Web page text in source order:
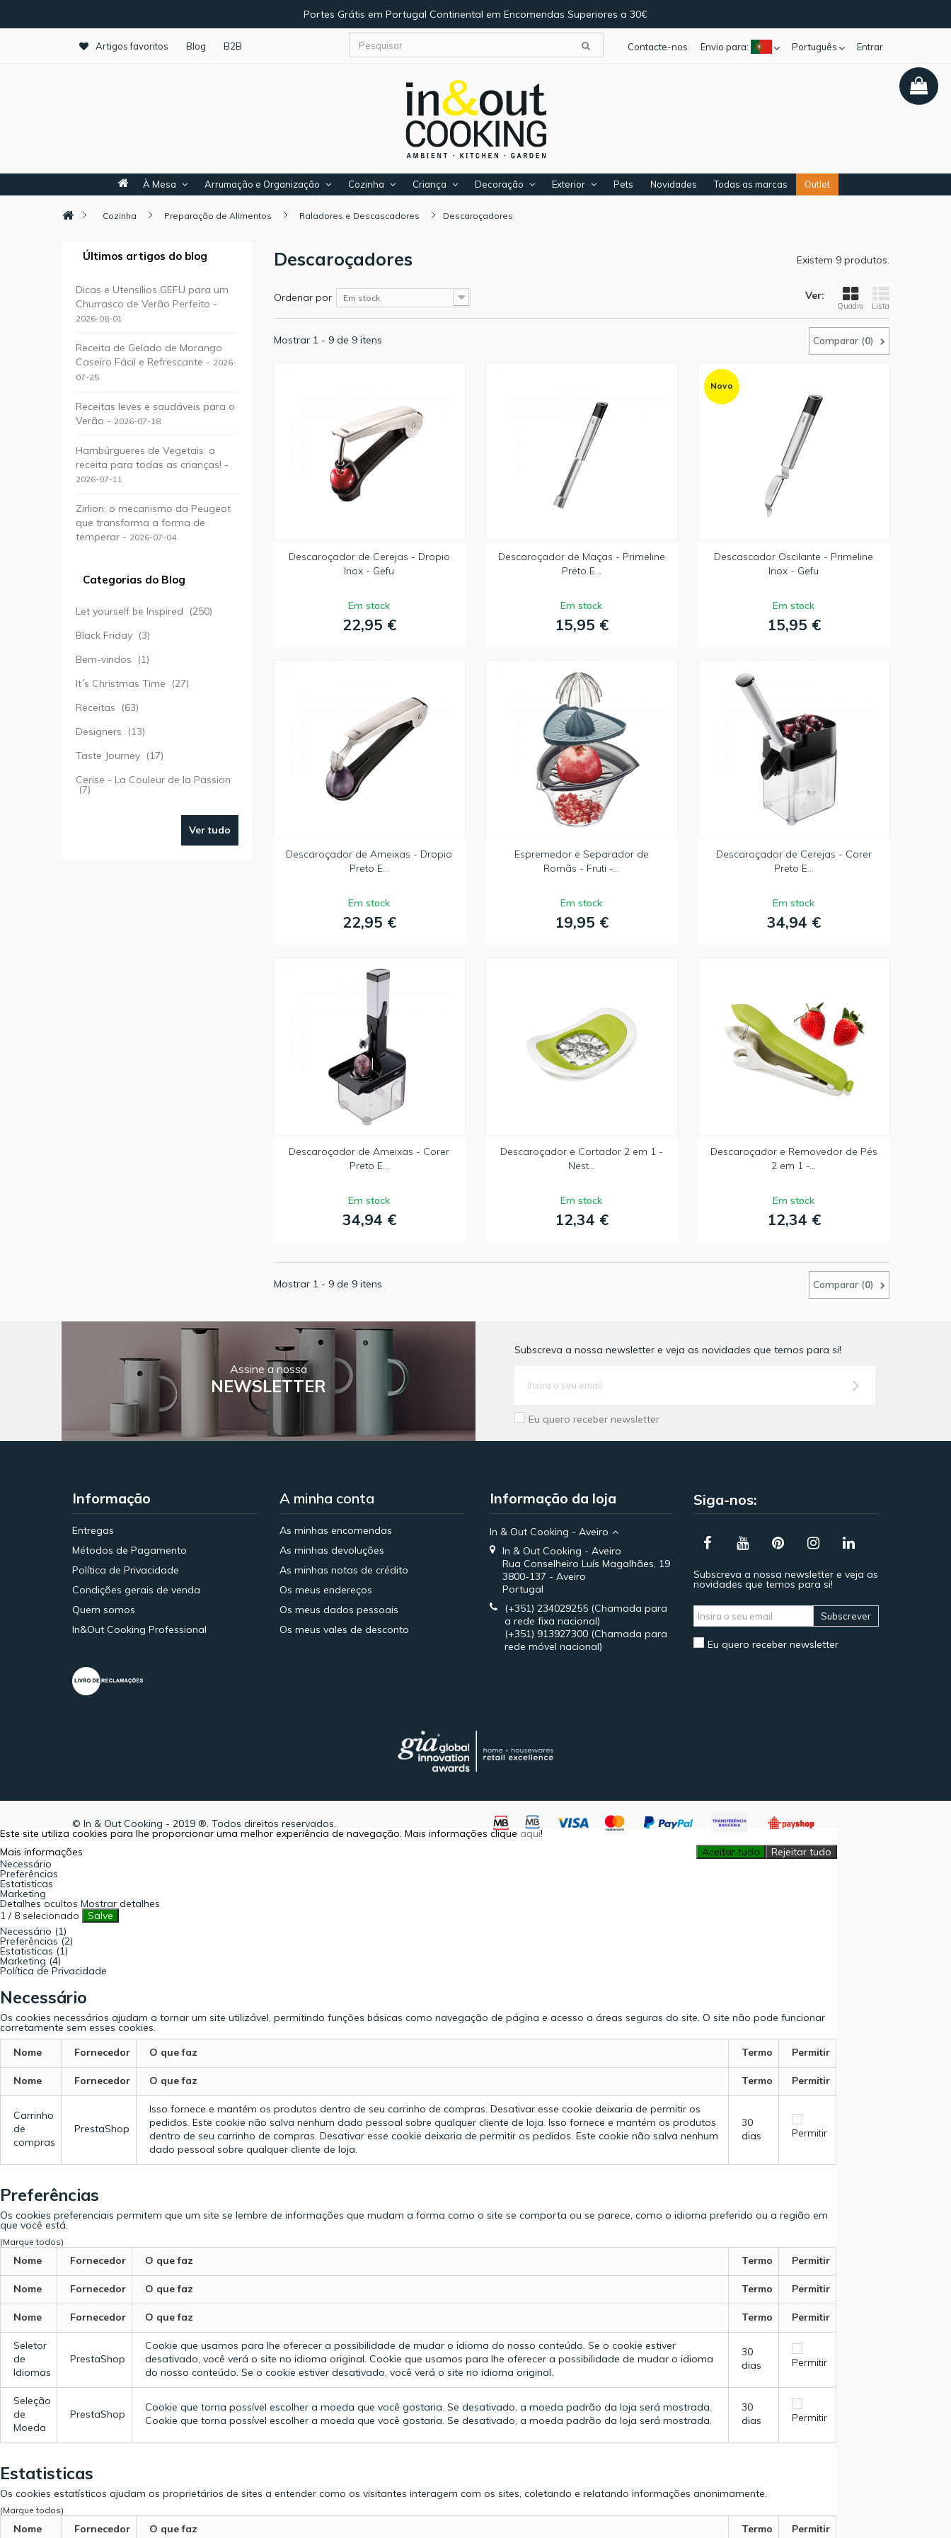
Portes Grátis em Portugal Continental em Encomendas Superiores a 30€
Artigos favoritos Blog B2B Entrar
Português
Envio para:
Contacte-nos
À Mesa Arrumação e Organização Cozinha Criança Decoração Exterior Pets Novidades Todas as marcas Outlet
Cozinha Preparação de Alimentos Raladores e Descascadores Descaroçadores
Últimos artigos do blog
Dicas e Utensílios GEFU para um
Churrasco de Verão Perfeito -
2026-08-01
Receita de Gelado de Morango
Caseiro Fácil e Refrescante - 2026-
07-25
Receitas leves e saudáveis para o
Verão - 2026-07-18
Hambúrgueres de Vegetais: a
receita para todas as crianças! -
2026-07-11
Zirlion: o mecanismo da Peugeot
que transforma a forma de
temperar - 2026-07-04
Categorias do Blog
Let yourself be Inspired
(250)
Black Friday (3)
Bem-vindos
(1)
It´s Christmas Time
(27)
Receitas
(63)
Designers
(13)
Taste Journey (17)
Cerise - La Couleur de la Passion
(7)
Ver tudo
Descaroçadores Existem 9 produtos.
Ver:
Quadro Lista
Ordenar por Em stock
Comparar (0)
Mostrar 1 - 9 de 9 itens
Descaroçador de Cerejas - Dropio
Inox - Gefu
Em stock
22,95 €
Descaroçador de Maças - Primeline
Preto E...
Em stock
15,95 €
Novo
Descascador Oscilante - Primeline
Inox - Gefu
Em stock
15,95 €
Descaroçador de Ameixas - Dropio
Preto E...
Em stock
22,95 €
Espremedor e Separador de
Romãs - Fruti -...
Em stock
19,95 €
Descaroçador de Cerejas - Corer
Preto E...
Em stock
34,94 €
Descaroçador de Ameixas - Corer
Preto E...
Em stock
34,94 €
Descaroçador e Cortador 2 em 1 -
Nest...
Em stock
12,34 €
Descaroçador e Removedor de Pés
2 em 1 -...
Em stock
12,34 €
Comparar (0)
Mostrar 1 - 9 de 9 itens
Assine a nossa
NEWSLETTER
Subscreva a nossa newsletter e veja as novidades que temos para si!
Eu quero receber newsletter
Informação
Entregas
Métodos de Pagamento
Política de Privacidade
Condições gerais de venda
Quem somos
In&Out Cooking Professional
A minha conta
As minhas encomendas
As minhas devoluções
As minhas notas de crédito
Os meus endereços
Os meus dados pessoais
Os meus vales de desconto
Informação da loja
In & Out Cooking - Aveiro
In & Out Cooking - Aveiro
Rua Conselheiro Luís Magalhães, 19
3800-137 - Aveiro
Portugal
(+351) 234029255 (Chamada para
a rede fixa nacional)
(+351) 913927300 (Chamada para
rede móvel nacional)
Siga-nos:
Subscreva a nossa newsletter e veja as
novidades que temos para si!
Subscrever
Eu quero receber newsletter
© In & Out Cooking - 2019 ®. Todos direitos reservados.
Este site utiliza cookies para lhe proporcionar uma melhor experiência de navegação. Mais informações clique aqui!
Mais informações
Aceitar tudo
Rejeitar tudo
Necessário
Preferências
Estatisticas
Marketing
Detalhes ocultos Mostrar detalhes
1 / 8 selecionado
Salve
Necessário (1)
Preferências (2)
Estatisticas (1)
Marketing (4)
Política de Privacidade
Necessário
Os cookies necessários ajudam a tornar um site utilizável, permitindo funções básicas como navegação de página e acesso a áreas seguras do site. O site não pode funcionar
corretamente sem esses cookies.
Nome
Fornecedor O que faz Termo Permitir
Nome Fornecedor O que faz Termo Permitir
Carrinho
de
compras
PrestaShop
Isso fornece e mantém os produtos dentro de seu carrinho de compras. Desativar esse cookie deixaria de permitir os
pedidos. Este cookie não salva nenhum dado pessoal sobre qualquer cliente de loja. Isso fornece e mantém os produtos
dentro de seu carrinho de compras. Desativar esse cookie deixaria de permitir os pedidos. Este cookie não salva nenhum
dado pessoal sobre qualquer cliente de loja.
30
dias
Permitir
Preferências
Os cookies preferenciais permitem que um site se lembre de informações que mudam a forma como o site se comporta ou se parece, como o idioma preferido ou a região em
que você está.
(Marque todos)
Nome Fornecedor O que faz Termo Permitir
Nome Fornecedor O que faz Termo Permitir
Nome Fornecedor O que faz Termo Permitir
Seletor
de
Idiomas
PrestaShop
Cookie que usamos para lhe oferecer a possibilidade de mudar o idioma do nosso conteúdo. Se o cookie estiver
desativado, você verá o site no idioma original. Cookie que usamos para lhe oferecer a possibilidade de mudar o idioma
do nosso conteúdo. Se o cookie estiver desativado, você verá o site no idioma original.
30
dias
Permitir
Seleção
de
Moeda
PrestaShop
Cookie que torna possível escolher a moeda que você gostaria. Se desativado, a moeda padrão da loja será mostrada.
Cookie que torna possível escolher a moeda que você gostaria. Se desativado, a moeda padrão da loja será mostrada.
30
dias
Permitir
Estatisticas
Os cookies estatísticos ajudam os proprietários de sites a entender como os visitantes interagem com os sites, coletando e relatando informações anonimamente.
(Marque todos)
Nome Fornecedor O que faz Termo Permitir